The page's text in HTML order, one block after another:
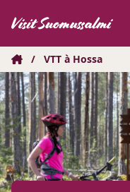
sisältöön
/ VTT à Hossa